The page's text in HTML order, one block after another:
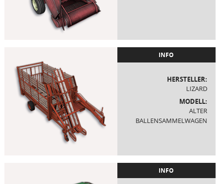
INFO
HERSTELLER:
LIZARD
MODELL:
ALTER
BALLENSAMMELWAGEN
INFO